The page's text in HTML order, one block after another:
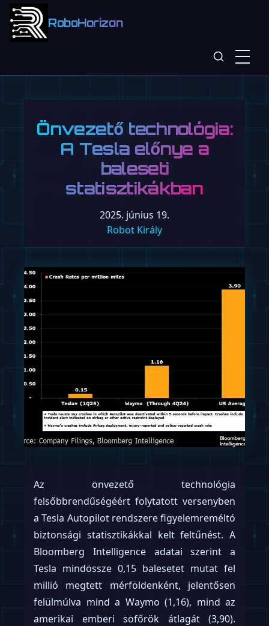
RoboHorizon
Önvezető technológia:
A Tesla előnye a
baleseti
statisztikákban
2025. június 19.
Robot Király
Az önvezető technológia
felsőbbrendűségéért folytatott versenyben
a Tesla Autopilot rendszere figyelemreméltó
biztonsági statisztikákkal kelt feltűnést. A
Bloomberg Intelligence adatai szerint a
Tesla mindössze 0,15 balesetet mutat fel
millió megtett mérföldenként, jelentősen
felülmúlva mind a Waymo (1,16), mind az
amerikai emberi sofőrök átlagát (3,90).